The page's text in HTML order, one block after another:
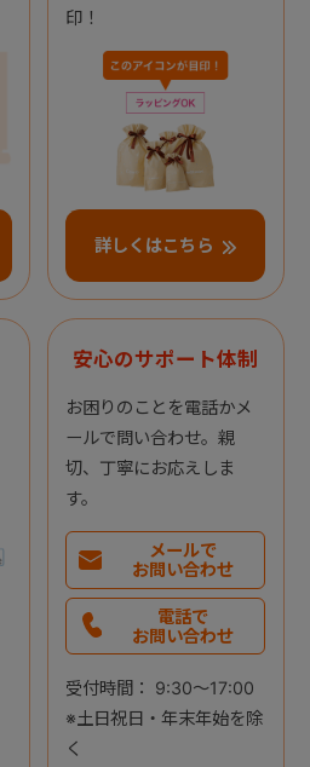
印！
詳しくはこちら
安心のサポート体制
お困りのことを電話かメ
ールで問い合わせ。親
切、丁寧にお応えしま
す。
メールで
お問い合わせ
電話で
お問い合わせ
受付時間： 9:30～17:00
※土日祝日・年末年始を除
く